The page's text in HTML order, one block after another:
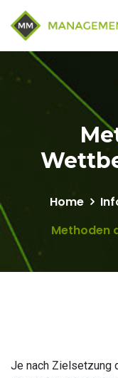
Home
Methoden
Je nach Zielsetzung